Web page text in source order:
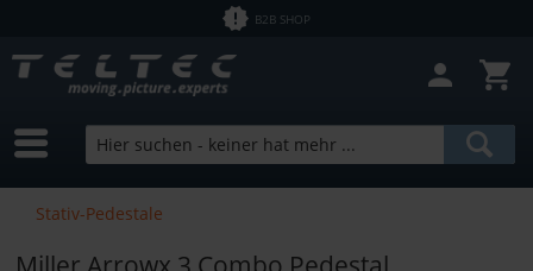
B2B SHOP
Stativ-Pedestale
Sofort lieferbar
Hersteller